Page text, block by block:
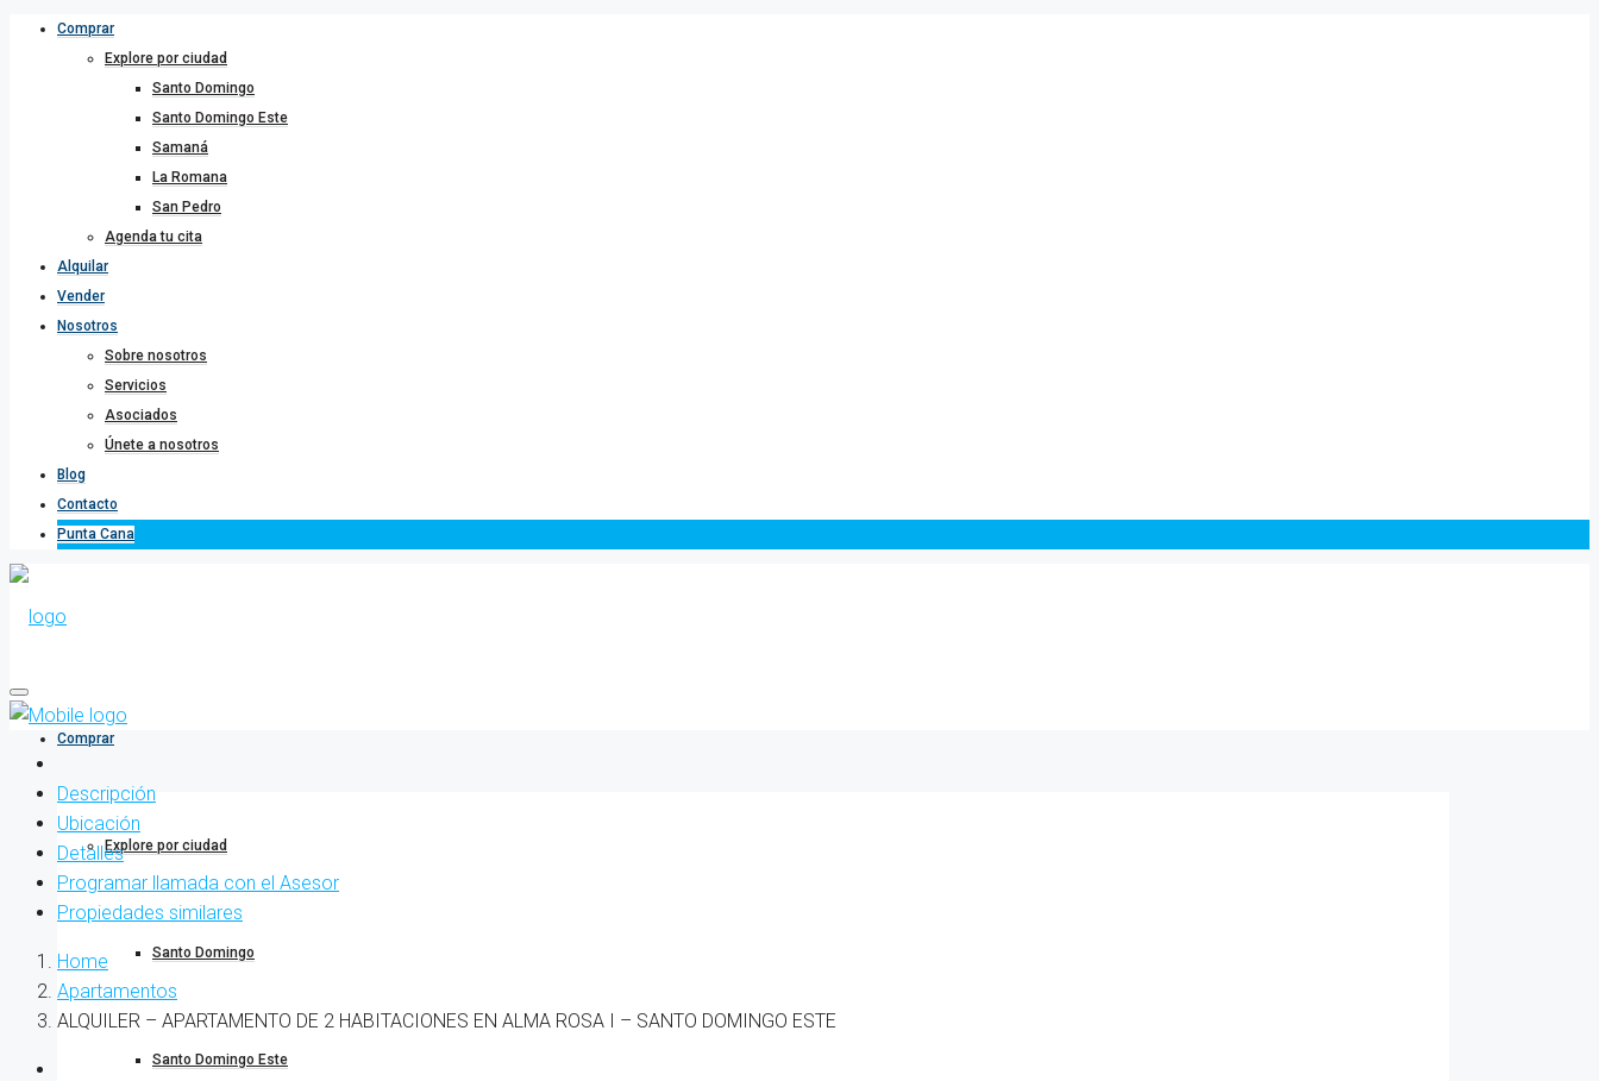
Comprar
Explore por ciudad
Santo Domingo
Santo Domingo Este
Samaná
La Romana
San Pedro
Agenda tu cita
Alquilar
Vender
Nosotros
Sobre nosotros
Servicios
Asociados
Únete a nosotros
Blog
Contacto
Punta Cana
Comprar
Explore por ciudad
Santo Domingo
Santo Domingo Este
Descripción
Ubicación
Detalles
Programar llamada con el Asesor
Propiedades similares
Home
Apartamentos
ALQUILER – APARTAMENTO DE 2 HABITACIONES EN ALMA ROSA I – SANTO DOMINGO ESTE